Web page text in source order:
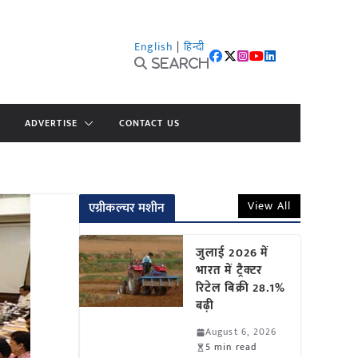
English | हिन्दी
Search
ADVERTISE CONTACT US
एग्रीकल्चर मशीन View All
जुलाई 2026 में
भारत में ट्रैक्टर
रिटेल बिक्री 28.1%
बढ़ी
August 6, 2026
5 min read